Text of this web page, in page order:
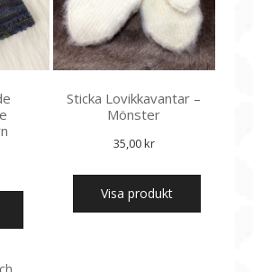
Sticka Lovikkavantar –
Mönster
35,00kr
Visa produkt